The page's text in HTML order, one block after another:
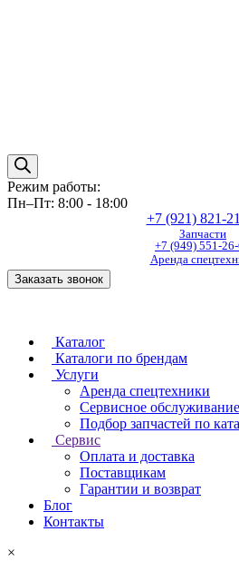
Режим работы:
Пн–Пт: 8:00 - 18:00
+7 (921) 821-
Запчасти
+7 (949) 551-
Аренда
Заказать звонок
Каталог
Каталоги по брендам
Услуги
Аренда спецтехники
Сервисное обслуживание
Подбор запчастей по
Сервис
Оплата и доставка
Поставщикам
Гарантии и возврат
Блог
Контакты
×